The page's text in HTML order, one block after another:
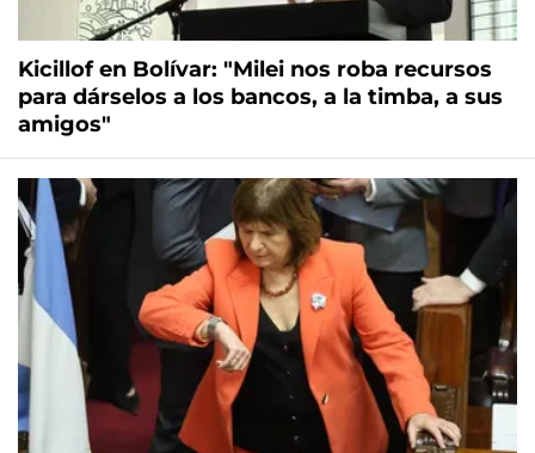
Kicillof en Bolívar: "Milei nos roba recursos
para dárselos a los bancos, a la timba, a sus
amigos"